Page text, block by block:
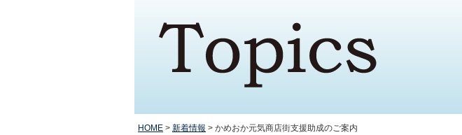
HOME > 新着情報 > かめおか元気商店街支援助成のご案内